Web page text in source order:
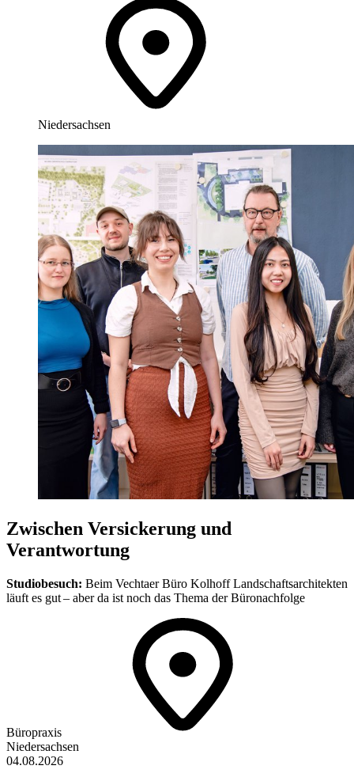
Niedersachsen
Zwischen Versickerung und
Verantwortung
Studiobesuch: Beim Vechtaer Büro Kolhoff Landschaftsarchitekten
läuft es gut – aber da ist noch das Thema der Büronachfolge
Büropraxis
Niedersachsen
04.08.2026